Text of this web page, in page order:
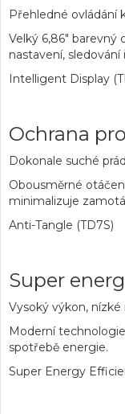
Přehledné ovládání
Velký 6,86" barevný
nastavení, sledování
Intelligent Display
Ochrana
Dokonale suché
Obousměrné
minimalizuje
Anti-Tangle (TD7S)
Super
Vysoký výkon, nízké
Moderní
spotřebě energie.
Super Energy